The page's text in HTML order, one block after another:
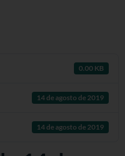
0.00 KB
14 de agosto de 2019
14 de agosto de 2019